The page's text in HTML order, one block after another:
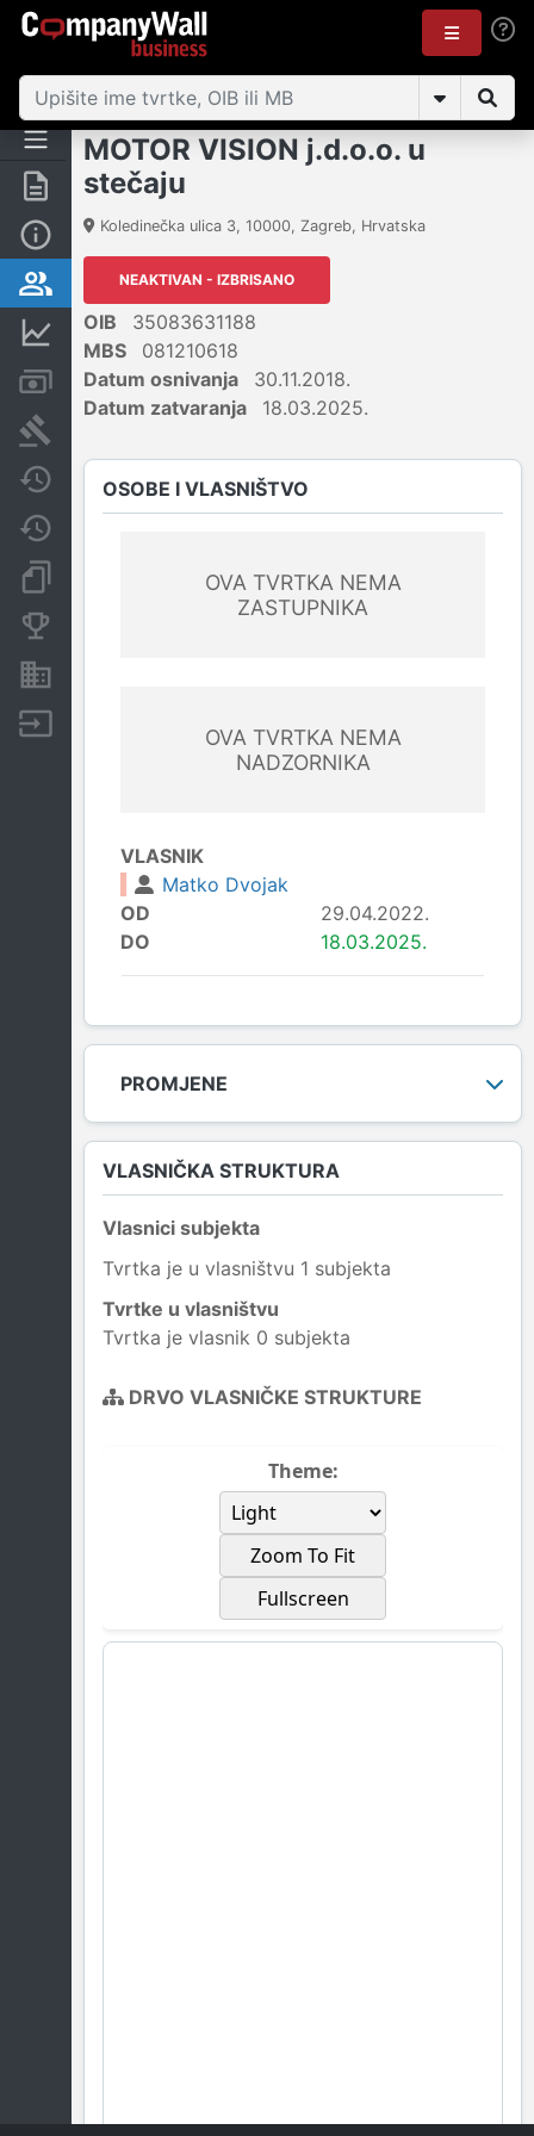
Sažetak
Osnovne informacije
Osobe i vlasništvo
Financijski podaci
Računi i blokade
Javne nabavke
Dokumenti i objave
MOTOR VISION j.d.o.o. u
stečaju
Koledinečka ulica 3, 10000, Zagreb, Hrvatska
NEAKTIVAN - IZBRISANO
OIB
35083631188
MBS
081210618
Datum osnivanja
30.11.2018.
Datum zatvaranja
18.03.2025.
OSOBE I VLASNIŠTVO
OVA TVRTKA NEMA
ZASTUPNIKA
OVA TVRTKA NEMA
NADZORNIKA
VLASNIK
Matko Dvojak
OD
29.04.2022.
DO
18.03.2025.
PROMJENE
VLASNIČKA STRUKTURA
Vlasnici subjekta
Tvrtka je u vlasništvu 1 subjekta
Tvrtke u vlasništvu
Tvrtka je vlasnik 0 subjekta
DRVO VLASNIČKE STRUKTURE
Theme:
Zoom To Fit
Fullscreen